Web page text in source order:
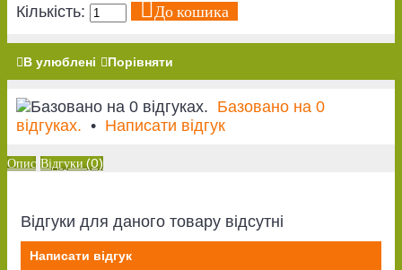
Кількість: До кошика
В улюблені Порівняти
Базовано на 0
відгуках. • Написати відгук
Опис Відгуки (0)
Відгуки для даного товару відсутні
Написати відгук